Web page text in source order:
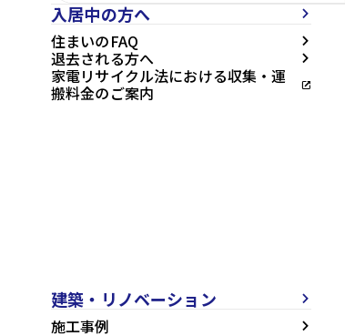
入居中の方へ arrow_forward_ios
住まいのFAQ arrow_forward_ios
退去される方へ arrow_forward_ios
家電リサイクル法における収集・運
搬料金のご案内 open_in_new
建築・リノベーション arrow_forward_ios
施工事例 arrow_forward_ios